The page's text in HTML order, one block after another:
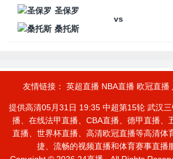
圣保罗
vs
桑托斯
友情链接： 英超直播 NBA直播 欧冠直播
提供高清05月31日 19:35 中超第15轮 武汉
播、在线法甲直播、CBA直播、德甲直播、
直播、世界杯直播、高清欧冠直播等高清体
捷、流畅的视频直播和体育赛事直播